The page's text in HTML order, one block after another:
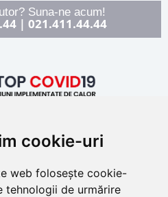
cookie-uri
web folosește cookie-
tehnologii de urmărire
Suna-ne acum!
| 021.411.44.44